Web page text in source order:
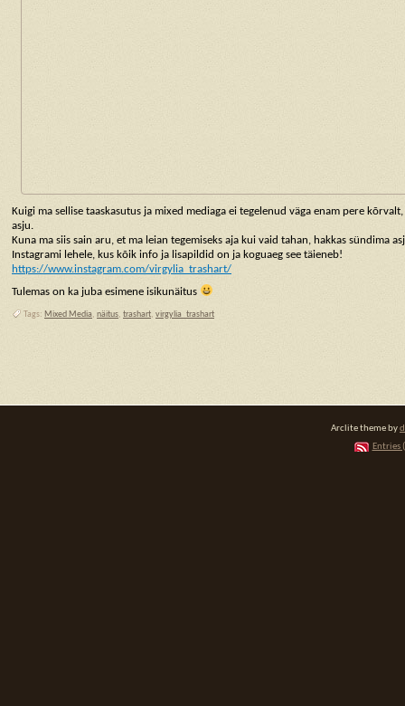
Kuigi ma sellise taaskasutus ja mixed mediaga ei tegelenud väga enam pere
asju.
Kuna ma siis sain aru, et ma leian tegemiseks aja kui vaid tahan, hakkas sündima
Instagrami lehele, kus kõik info ja lisapildid on ja koguaeg see täieneb!
https://www.instagram.com/virgylia_trashart/
Tulemas on ka juba esimene isikunäitus
Tags: Mixed Media, näitus, trashart, virgylia_trashart
Arclite theme by
Entries